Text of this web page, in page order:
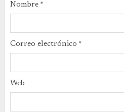
Nombre *
Correo electrónico *
Web